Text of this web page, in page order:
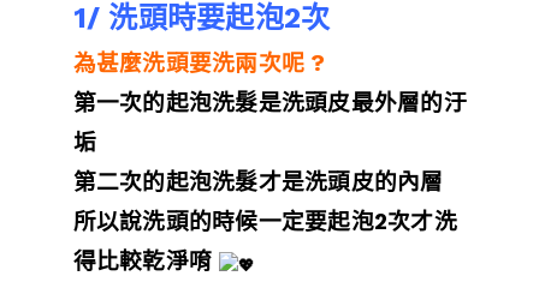
1/ 洗頭時要起泡2次
為甚麼洗頭要洗兩次呢 ?
第一次的起泡洗髮是洗頭皮最外層的汙
垢
第二次的起泡洗髮才是洗頭皮的內層
所以說洗頭的時候一定要起泡2次才洗
得比較乾淨唷